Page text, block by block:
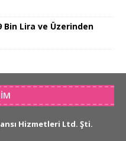
Bin Lira ve Üzerinden
Hizmetleri Ltd. Şti.